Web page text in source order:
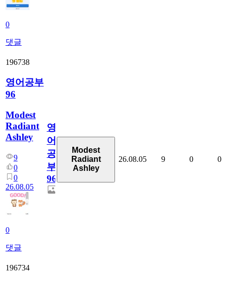
0
댓글
196738
영어공부
96
Modest
Radiant
Ashley
9
0
0
26.08.05
0
댓글
영
어
공
부
96
Modest
Radiant
Ashley
26.08.05 9 0 0
196734